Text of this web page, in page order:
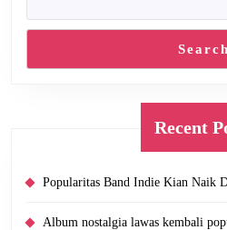
Search
Recent
Popularitas Band Indie Kian Naik
Album nostalgia lawas kembali